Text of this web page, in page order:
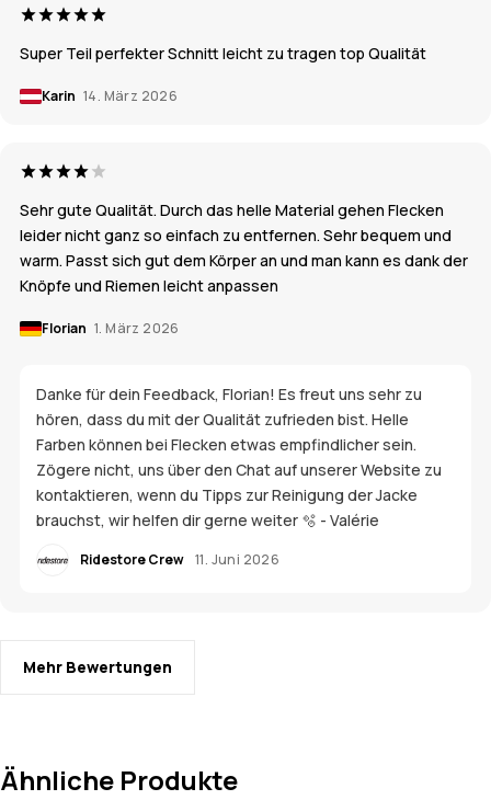
Super Teil perfekter Schnitt leicht zu tragen top Qualität
Karin 14. März 2026
Sehr gute Qualität. Durch das helle Material gehen Flecken
leider nicht ganz so einfach zu entfernen. Sehr bequem und
warm. Passt sich gut dem Körper an und man kann es dank der
Knöpfe und Riemen leicht anpassen
Florian 1. März 2026
Danke für dein Feedback, Florian! Es freut uns sehr zu
hören, dass du mit der Qualität zufrieden bist. Helle
Farben können bei Flecken etwas empfindlicher sein.
Zögere nicht, uns über den Chat auf unserer Website zu
kontaktieren, wenn du Tipps zur Reinigung der Jacke
brauchst, wir helfen dir gerne weiter 🫧 - Valérie
Ridestore Crew 11. Juni 2026
Mehr Bewertungen
Ähnliche Produkte